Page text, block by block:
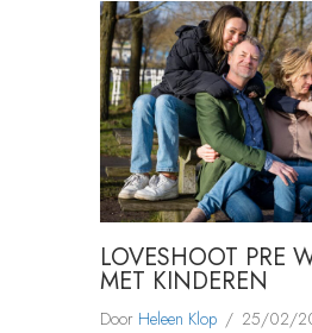
LOVESHOOT PRE
MET KINDEREN
Door Heleen Klop / 25/02/